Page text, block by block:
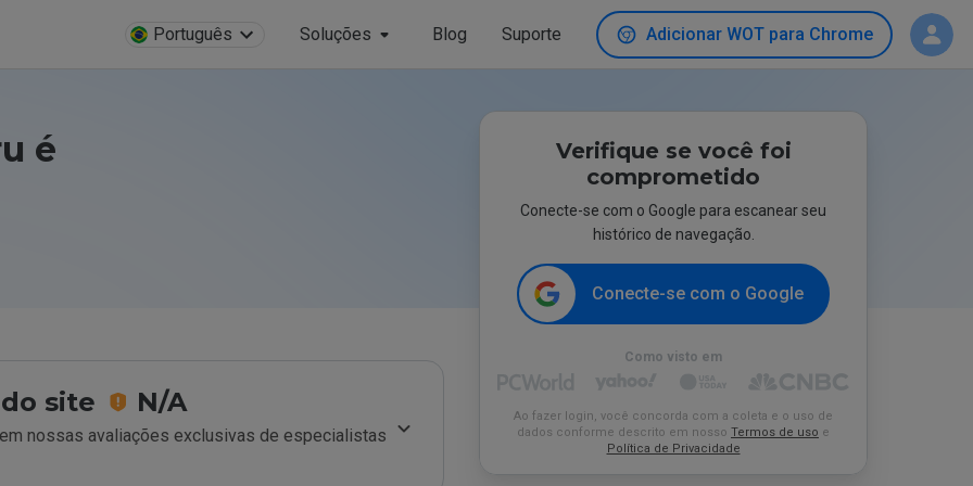
Português Soluções Blog Suporte Adicionar WOT para Chrome
é
site N/A
nossas avaliações exclusivas de especialistas
Verifique se você foi
comprometido
Conecte-se com o Google para escanear seu
histórico de navegação.
Conecte-se com o Google
Como visto em
Ao fazer login, você concorda com a coleta e o uso de
dados conforme descrito em nosso Termos de uso e
Política de Privacidade